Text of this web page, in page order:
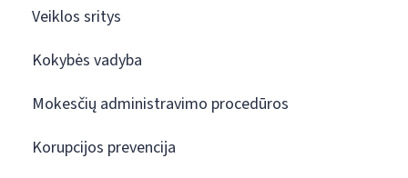
Veiklos sritys
Kokybės vadyba
Mokesčių administravimo procedūros
Korupcijos prevencija